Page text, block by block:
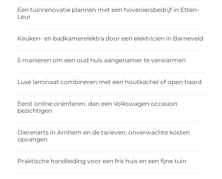
Een tuinrenovatie plannen met een hoveniersbedrijf in Etten-
Leur
Keuken- en badkamerelektra door een elektricien in Barneveld
5 manieren om een oud huis aangenamer te verwarmen
Luxe laminaat combineren met een houtkachel of open haard
Eerst online oriënteren, dan een Volkswagen occasion
bezichtigen
Dierenarts in Arnhem en de tarieven: onverwachte kosten
opvangen
Praktische handleiding voor een fris huis en een fijne tuin